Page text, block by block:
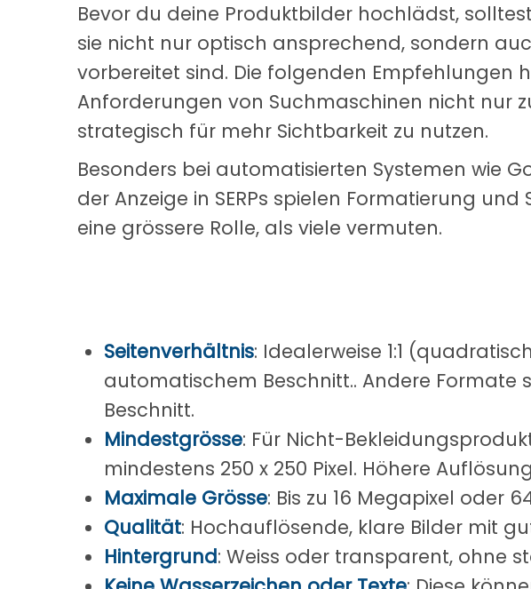
Bevor du deine Produktbilder hochlädst,
sie nicht nur optisch ansprechend, sondern
vorbereitet sind. Die folgenden Empfehlungen
Anforderungen von Suchmaschinen nicht nur
strategisch für mehr Sichtbarkeit zu nutzen.
Besonders bei automatisierten Systemen wie
der Anzeige in SERPs spielen Formatierung
eine grössere Rolle, als viele vermuten.
Seitenverhältnis: Idealerweise 1:1
automatischem Beschnitt.. Andere
Beschnitt.
Mindestgrösse: Für Nicht-
mindestens 250 x 250 Pixel. Höhere
Maximale Grösse: Bis zu 16 Megapixel oder
Qualität: Hochauflösende, klare Bilder mit
Hintergrund: Weiss oder transparent, ohne